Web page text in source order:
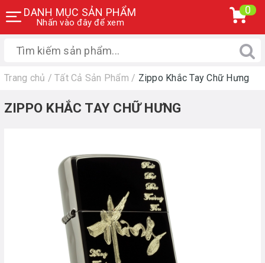
DANH MỤC SẢN PHẨM
Nhấn vào đây để xem
0
Trang chủ / Tất Cả Sản Phẩm / Zippo Khắc Tay Chữ Hưng
ZIPPO KHẮC TAY CHỮ HƯNG